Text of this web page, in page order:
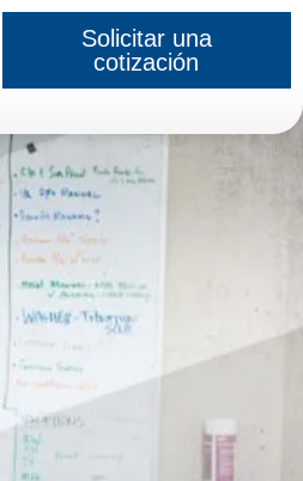
Solicitar una
cotización